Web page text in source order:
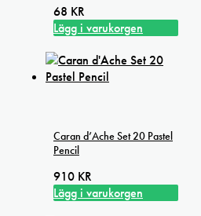
68 KR
Lägg i varukorgen
Caran d’Ache Set 20 Pastel
Pencil
910 KR
Lägg i varukorgen